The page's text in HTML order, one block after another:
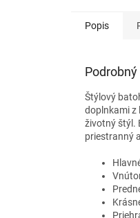
Popis
Štýlový
doplnkamiz
životný štýl.
priestranný